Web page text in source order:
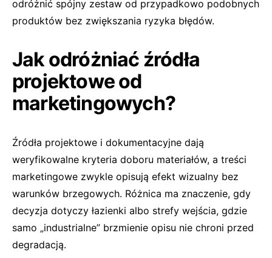
odróżnić spójny zestaw od przypadkowo podobnych
produktów bez zwiększania ryzyka błędów.
Jak odróżniać źródła
projektowe od
marketingowych?
Źródła projektowe i dokumentacyjne dają
weryfikowalne kryteria doboru materiałów, a treści
marketingowe zwykle opisują efekt wizualny bez
warunków brzegowych. Różnica ma znaczenie, gdy
decyzja dotyczy łazienki albo strefy wejścia, gdzie
samo „industrialne” brzmienie opisu nie chroni przed
degradacją.